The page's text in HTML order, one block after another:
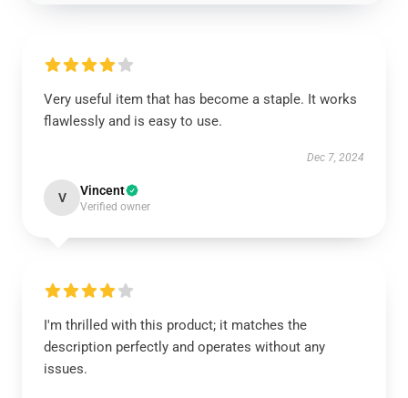
Very useful item that has become a staple. It works
flawlessly and is easy to use.
Dec 7, 2024
V Vincent
Verified owner
I'm thrilled with this product; it matches the
description perfectly and operates without any
issues.